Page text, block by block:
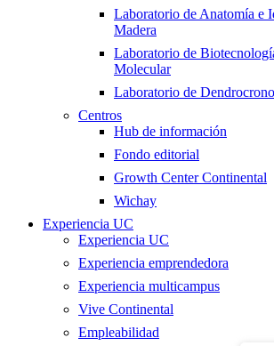
Laboratorio de Anatomía e
Madera
Laboratorio de
Molecular
Laboratorio de
Centros
Hub de información
Fondo editorial
Growth Center Continental
Wichay
Experiencia UC
Experiencia UC
Experiencia emprendedora
Experiencia multicampus
Vive Continental
Empleabilidad